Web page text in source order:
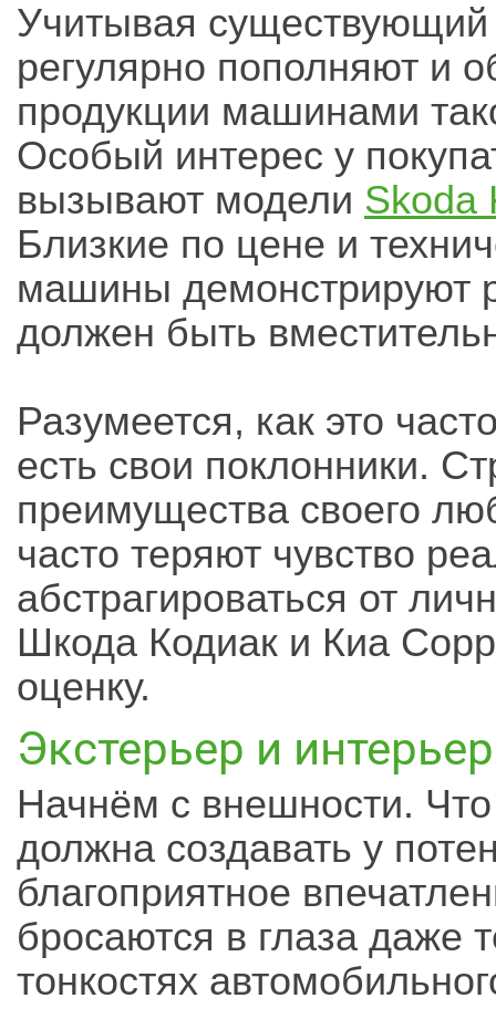
Учитывая существующий
регулярно пополняют и
продукции машинами
Особый интерес у
вызывают модели Skoda
Близкие по цене и
машины демонстрируют
должен быть
Разумеется, как это
есть свои поклонники.
преимущества своего
часто теряют чувство
абстрагироваться от
Шкода Кодиак и Киа
оценку.
Экстерьер и интерьер
Начнём с внешности.
должна создавать у
благоприятное
бросаются в глаза даже
тонкостях